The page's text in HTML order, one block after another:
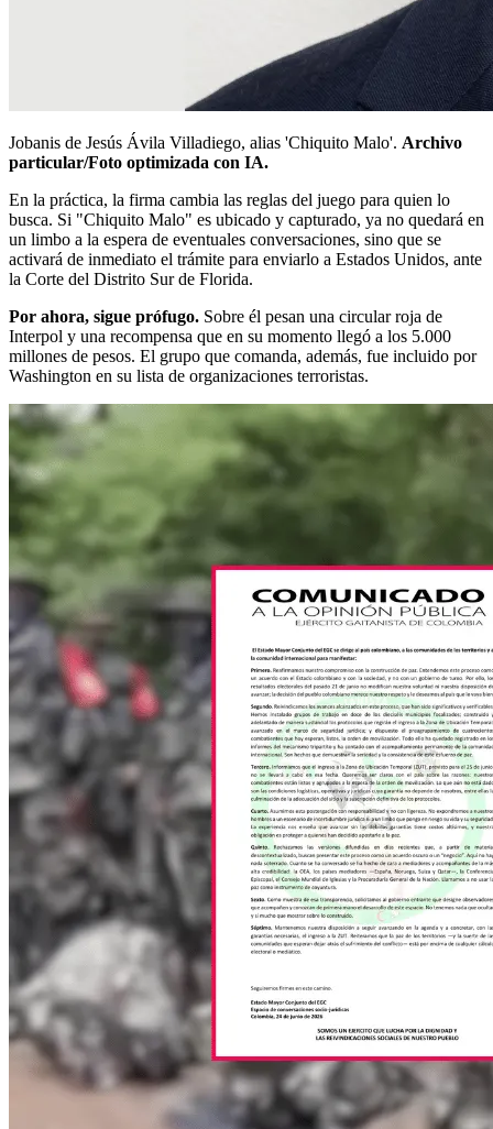
Jobanis de Jesús Ávila Villadiego, alias 'Chiquito Malo'. Archivo
particular/Foto optimizada con IA.
En la práctica, la firma cambia las reglas del juego para quien lo
busca. Si "Chiquito Malo" es ubicado y capturado, ya no quedará en
un limbo a la espera de eventuales conversaciones, sino que se
activará de inmediato el trámite para enviarlo a Estados Unidos, ante
la Corte del Distrito Sur de Florida.
Por ahora, sigue prófugo. Sobre él pesan una circular roja de
Interpol y una recompensa que en su momento llegó a los 5.000
millones de pesos. El grupo que comanda, además, fue incluido por
Washington en su lista de organizaciones terroristas.